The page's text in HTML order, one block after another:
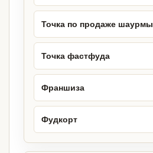
Точка по продаже шаурмы
Точка фастфуда
Франшиза
Фудкорт